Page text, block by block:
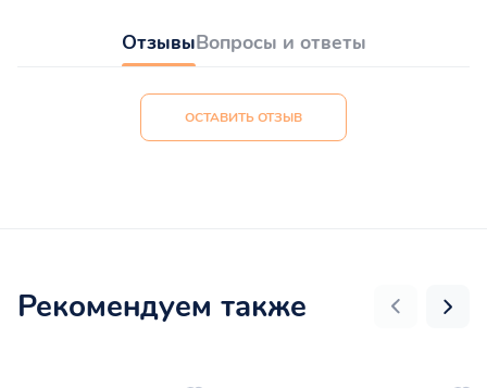
ОтзывыВопросы и ответы
ОСТАВИТЬ ОТЗЫВ
Рекомендуем также